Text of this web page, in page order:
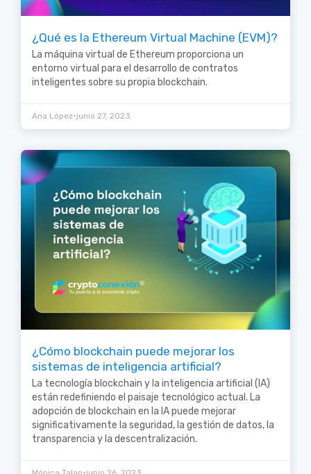
¿Qué es la Ethereum Virtual Machine (EVM)?
La máquina virtual de Ethereum proporciona un
entorno virtual para el desarrollo de contratos
inteligentes sobre su propia blockchain.
Ana López•junio 27, 2023
¿Cómo blockchain puede mejorar los
sistemas de inteligencia artificial?
La tecnología blockchain y la inteligencia artificial (IA)
están redefiniendo el paisaje tecnológico actual. La
adopción de blockchain en la IA puede mejorar
significativamente la seguridad, la gestión de datos, la
transparencia y la descentralización.
•